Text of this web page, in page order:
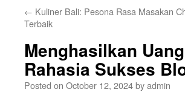
← Kuliner Bali: Pesona Rasa Masakan
Terbaik
Menghasilkan
Rahasia Sukses
Posted on October 12, 2024byadmin